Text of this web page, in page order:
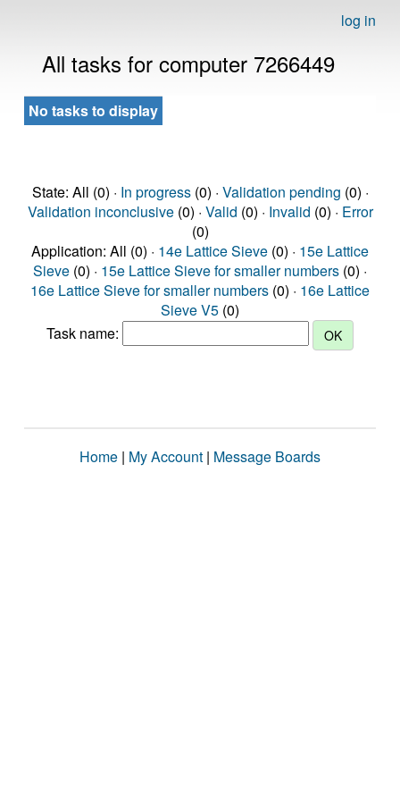
log in
All tasks for computer 7266449
No tasks to display
State: All (0) · In progress(0) · Validation pending (0) ·
Validation inconclusive(0) · Valid (0) · Invalid (0) · Error
(0)
Application: All (0) · 14e Lattice Sieve (0) · 15e Lattice
Sieve (0) · 15e Lattice Sieve for smaller numbers (0) ·
16e Lattice Sieve for smaller numbers (0) · 16e Lattice
Sieve V5 (0)
Task name:
Home | My Account | Message Boards